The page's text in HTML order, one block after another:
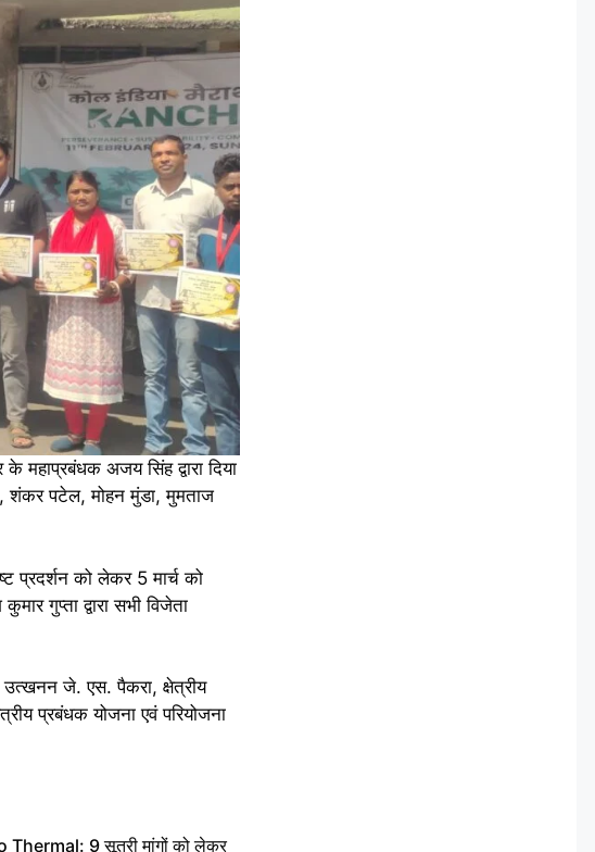
महाप्रबंधक अजय सिंह द्वारा दिया
शंकर पटेल, मोहन मुंडा, मुमताज
प्रदर्शन को लेकर 5 मार्च को
गुप्ता द्वारा सभी विजेता
उत्खनन जे. एस. पैकरा, क्षेत्रीय
प्रबंधक योजना एवं परियोजना
Thermal: 9 सूत्री मांगों को लेकर